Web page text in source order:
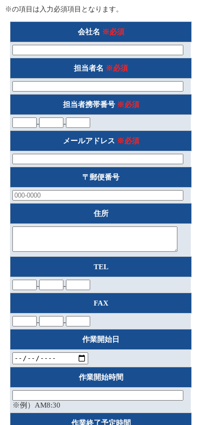
※の項目は入力必須項目となります。
会社名 ※必須
担当者名 ※必須
担当者携帯番号 ※必須
- -
メールアドレス ※必須
〒郵便番号
住所
TEL
- -
FAX
- -
作業開始日
作業開始時間
※例）AM8:30
作業終了予定時間